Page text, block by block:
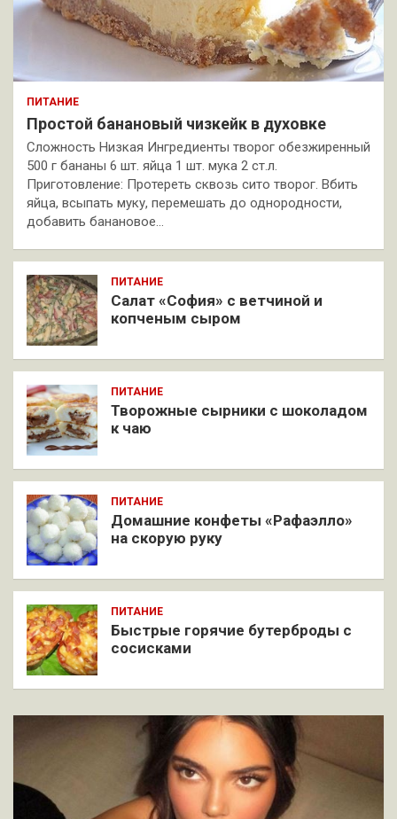
ПИТАНИЕ
Простой банановый чизкейк в духовке
Сложность Низкая Ингредиенты творог обезжиренный
500 г бананы 6 шт. яйца 1 шт. мука 2 ст.л.
Приготовление: Протереть сквозь сито творог. Вбить
яйца, всыпать муку, перемешать до однородности,
добавить банановое…
ПИТАНИЕ
Салат «София» с ветчиной и
копченым сыром
ПИТАНИЕ
Творожные сырники с шоколадом
к чаю
ПИТАНИЕ
Домашние конфеты «Рафаэлло»
на скорую руку
ПИТАНИЕ
Быстрые горячие бутерброды с
сосисками